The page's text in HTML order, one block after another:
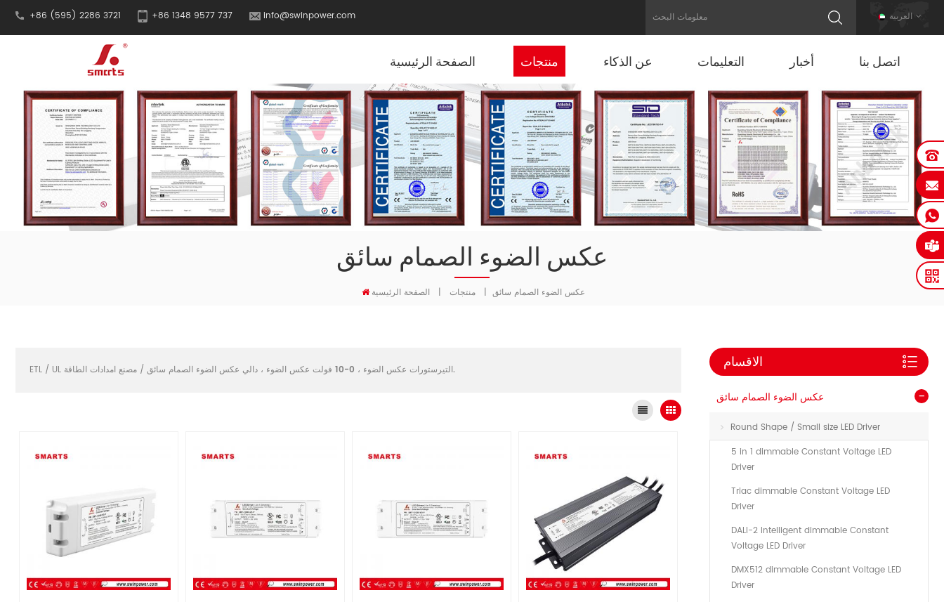
+86 (595) 2286 3721 +86 1348 9577 737 info@swinpower.com العربية
الصفحة الرئيسية منتجات عن الذكاء التعليمات أخبار اتصل بنا
عكس الضوء الصمام سائق
الصفحة الرئيسية | منتجات | عكس الضوء الصمام سائق
الاقسام
عكس الضوء الصمام سائق
Round Shape / Small size LED Driver
5 in 1 dimmable Constant Voltage LED
Driver
Triac dimmable Constant Voltage LED
Driver
DALI-2 Intelligent dimmable Constant
Voltage LED Driver
DMX512 dimmable Constant Voltage LED
Driver
ETL / UL التيرستورات عكس الضوء ، ، دالي عكس الضوء الصمام سائق / مصنع امدادات الطاقة.